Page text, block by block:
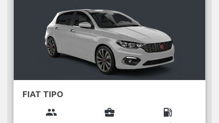
FIAT TIPO
group business_center local_gas_station